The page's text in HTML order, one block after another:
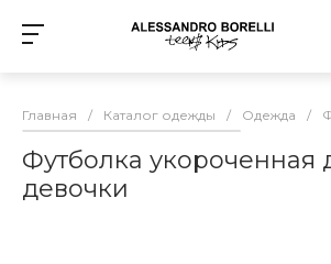
Главная / Каталог одежды / Одежда /
Футболка укороченная
девочки